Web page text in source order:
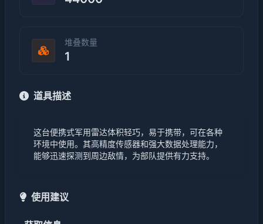
堆叠数量
1
道具描述
这台便携式军用雷达体积轻巧，易于携带，可在各种
环境中使用。其高精度传感器和强大数据处理能力，
能够迅速探测到周边敌情，为部队提供有力支持。
使用建议